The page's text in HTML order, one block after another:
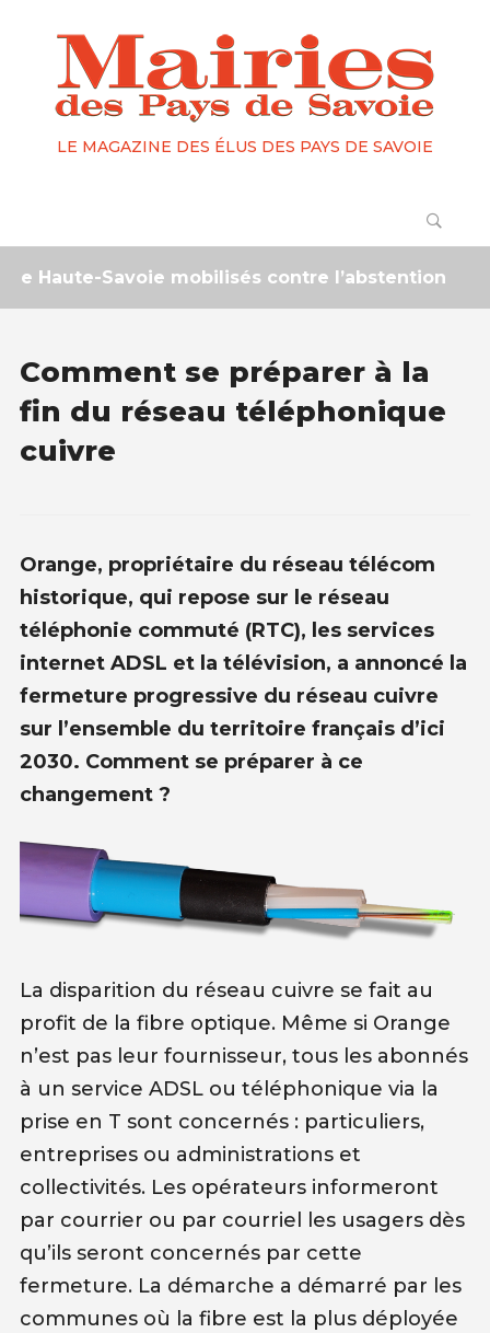
LE MAGAZINE DES ÉLUS DES PAYS DE SAVOIE
Savoie mobilisés contre l’abstention
Comment se préparer à la
fin du réseau téléphonique
cuivre
Orange, propriétaire du réseau télécom
historique, qui repose sur le réseau
téléphonie commuté (RTC), les services
internet ADSL et la télévision, a annoncé la
fermeture progressive du réseau cuivre
sur l’ensemble du territoire français d’ici
2030. Comment se préparer à ce
changement ?
La disparition du réseau cuivre se fait au
profit de la fibre optique. Même si Orange
n’est pas leur fournisseur, tous les abonnés
à un service ADSL ou téléphonique via la
prise en T sont concernés : particuliers,
entreprises ou administrations et
collectivités. Les opérateurs informeront
par courrier ou par courriel les usagers dès
qu’ils seront concernés par cette
fermeture. La démarche a démarré par les
communes où la fibre est la plus déployée